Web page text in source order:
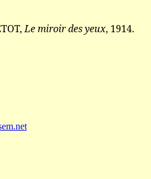
Le miroir des yeux, 1914.